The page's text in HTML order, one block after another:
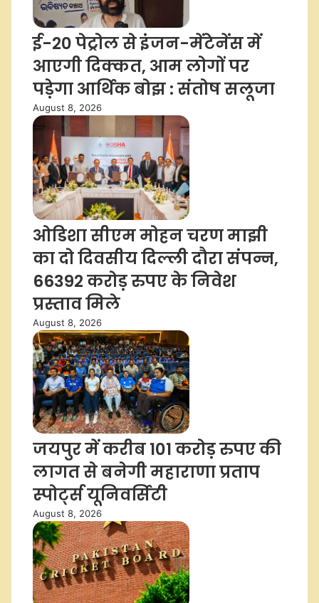
ई-20 पेट्रोल से इंजन-मेंटेनेंस में
आएगी दिक्कत, आम लोगों पर
पड़ेगा आर्थिक बोझ : संतोष सलूजा
August 8, 2026
ओडिशा सीएम मोहन चरण माझी
का दो दिवसीय दिल्ली दौरा संपन्न,
66392 करोड़ रुपए के निवेश
प्रस्ताव मिले
August 8, 2026
जयपुर में करीब 101 करोड़ रुपए की
लागत से बनेगी महाराणा प्रताप
स्पोर्ट्स यूनिवर्सिटी
August 8, 2026